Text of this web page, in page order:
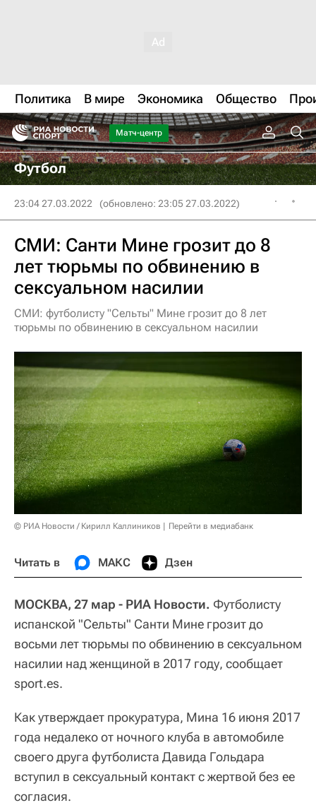
Политика В мире Экономика Общество
Матч-центр
Футбол
23:04 27.03.2022 (обновлено: 23:05 27.03.2022)
СМИ: Санти Мине грозит до 8
лет тюрьмы по обвинению в
сексуальном насилии
СМИ: футболисту "Сельты" Мине грозит до 8 лет
тюрьмы по обвинению в сексуальном насилии
© РИА Новости / Кирилл Каллиников Перейти в медиабанк
Читать в МАКС Дзен
МОСКВА, 27 мар - РИА Новости. Футболисту
испанской "Сельты" Санти Мине грозит до
восьми лет тюрьмы по обвинению в сексуальном
насилии над женщиной в 2017 году, сообщает
sport.es.
Как утверждает прокуратура, Мина 16 июня 2017
года недалеко от ночного клуба в автомобиле
своего друга футболиста Давида Гольдара
вступил в сексуальный контакт с жертвой без ее
согласия.